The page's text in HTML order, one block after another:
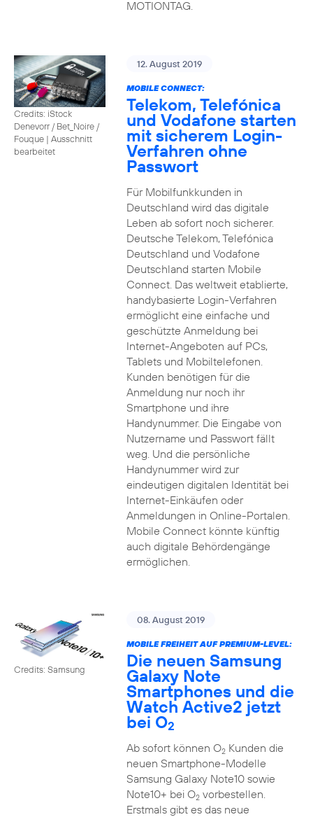
MOTIONTAG.
Credits: iStock
Denevorr / Bet_Noire /
Fouque | Ausschnitt
bearbeitet
12. August 2019
MOBILE CONNECT:
Telekom, Telefónica
und Vodafone starten
mit sicherem Login-
Verfahren ohne
Passwort
Für Mobilfunkkunden in
Deutschland wird das digitale
Leben ab sofort noch sicherer.
Deutsche Telekom, Telefónica
Deutschland und Vodafone
Deutschland starten Mobile
Connect. Das weltweit etablierte,
handybasierte Login-Verfahren
ermöglicht eine einfache und
geschützte Anmeldung bei
Internet-Angeboten auf PCs,
Tablets und Mobiltelefonen.
Kunden benötigen für die
Anmeldung nur noch ihr
Smartphone und ihre
Handynummer. Die Eingabe von
Nutzername und Passwort fällt
weg. Und die persönliche
Handynummer wird zur
eindeutigen digitalen Identität bei
Internet-Einkäufen oder
Anmeldungen in Online-Portalen.
Mobile Connect könnte künftig
auch digitale Behördengänge
ermöglichen.
Credits: Samsung
08. August 2019
MOBILE FREIHEIT AUF PREMIUM-LEVEL:
Die neuen Samsung
Galaxy Note
Smartphones und die
Watch Active2 jetzt
bei O2
Ab sofort können O2Kunden die
neuen Smartphone-Modelle
Samsung Galaxy Note10 sowie
Note10+ bei O2vorbestellen.
Erstmals gibt es das neue